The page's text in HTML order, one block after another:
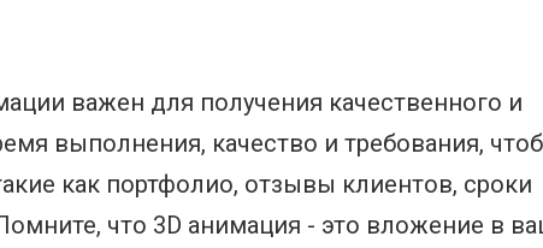
важен для получения качественного и
выполнения, качество и требования,
как портфолио, отзывы клиентов, сроки
что 3D анимация - это вложение в